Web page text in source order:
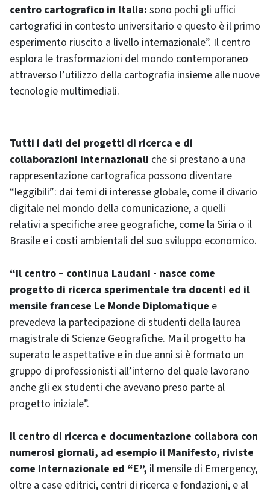
centro cartografico in Italia: sono pochi gli uffici
cartografici in contesto universitario e questo è il primo
esperimento riuscito a livello internazionale”. Il centro
esplora le trasformazioni del mondo contemporaneo
attraverso l’utilizzo della cartografia insieme alle nuove
tecnologie multimediali.
Tutti i dati dei progetti di ricerca e di
collaborazioni internazionali che si prestano a una
rappresentazione cartografica possono diventare
“leggibili”: dai temi di interesse globale, come il divario
digitale nel mondo della comunicazione, a quelli
relativi a specifiche aree geografiche, come la Siria o il
Brasile e i costi ambientali del suo sviluppo economico.
“Il centro – continua Laudani - nasce come
progetto di ricerca sperimentale tra docenti ed il
mensile francese Le Monde Diplomatique e
prevedeva la partecipazione di studenti della laurea
magistrale di Scienze Geografiche. Ma il progetto ha
superato le aspettative e in due anni si è formato un
gruppo di professionisti all’interno del quale lavorano
anche gli ex studenti che avevano preso parte al
progetto iniziale”.
Il centro di ricerca e documentazione collabora con
numerosi giornali, ad esempio il Manifesto, riviste
come Internazionale ed “E”, il mensile di Emergency,
oltre a case editrici, centri di ricerca e fondazioni, e al